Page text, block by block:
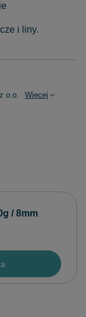
i liny.
o.o. Więcej
/ 8mm